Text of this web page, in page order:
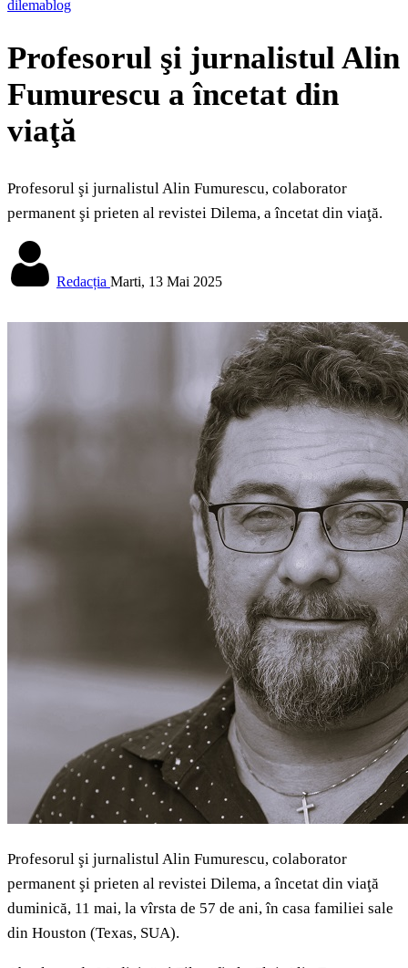
dilemablog
Profesorul şi jurnalistul Alin
Fumurescu a încetat din
viaţă
Profesorul şi jurnalistul Alin Fumurescu, colaborator
permanent şi prieten al revistei Dilema, a încetat din viaţă.
Redacția Marti, 13 Mai 2025
Profesorul şi jurnalistul Alin Fumurescu, colaborator
permanent şi prieten al revistei Dilema, a încetat din viaţă
duminică, 11 mai, la vîrsta de 57 de ani, în casa familiei sale
din Houston (Texas, SUA).